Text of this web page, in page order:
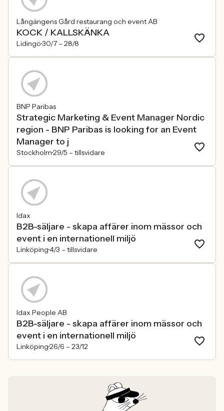
Långängens Gård restaurang och event AB
KOCK / KALLSKÄNKA
Lidingö30/7 – 28/8
BNP Paribas
Strategic Marketing & Event Manager Nordic
region - BNP Paribas is looking for an Event
Manager to j
Stockholm29/5 – tillsvidare
Idax
B2B-säljare - skapa affärer inom mässor och
event i en internationell miljö
Linköping4/3 – tillsvidare
Idax People AB
B2B-säljare - skapa affärer inom mässor och
event i en internationell miljö
Linköping26/6 – 23/12